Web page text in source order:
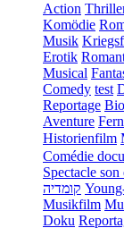
Action
Komödie
Musik
Erotik
Musical
Comedy test
Reportage
Aventure
Historienfilm
Comédie
Spectacle
קומדיה
Musikfilm
Doku